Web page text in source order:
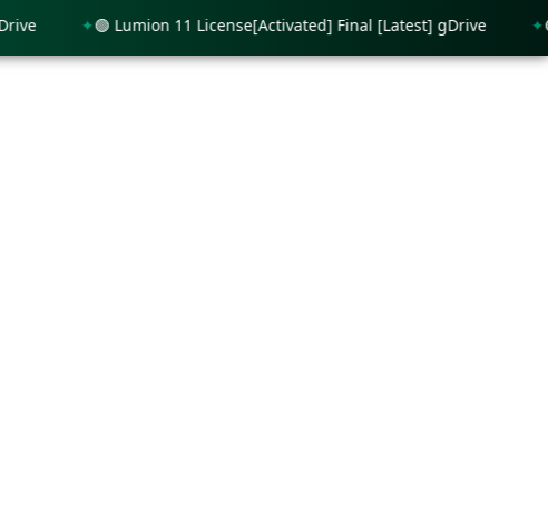
🟢 Lumion 11 License[Activated] Final [Latest] gDrive 🟢